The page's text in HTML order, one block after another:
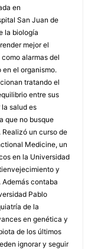
en
San Juan de
la biología
mejor el
alarmas del
el organismo.
tratando el
entre sus
salud es
que no busque
un curso de
Medicine, un
en la Universidad
y
contaba
Pablo
de la
en genética y
de los últimos
ignorar y seguir